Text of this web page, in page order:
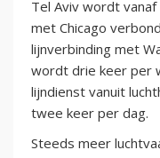
Tel Aviv wordt
met Chicago
lijnverbinding met
wordt drie keer per
lijndienst vanuit
twee keer per dag.
Steeds meer